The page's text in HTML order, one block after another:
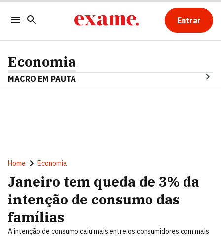
Entrar
Economia
MACRO EM PAUTA
Home Economia
Janeiro tem queda de 3% da
intenção de consumo das
famílias
A intenção de consumo caiu mais entre os consumidores com mais